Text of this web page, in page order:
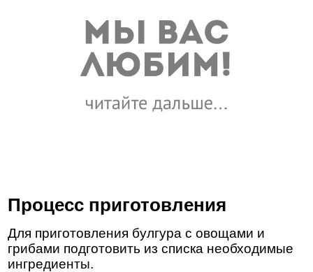
Процесс приготовления
Для приготовления булгура с овощами и
грибами подготовить из списка необходимые
ингредиенты.